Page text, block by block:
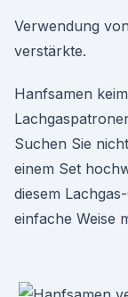
Verwendung
verstärkte.
Hanfsamen
Suchen Sie
einem Set
diesem
einfache Weise